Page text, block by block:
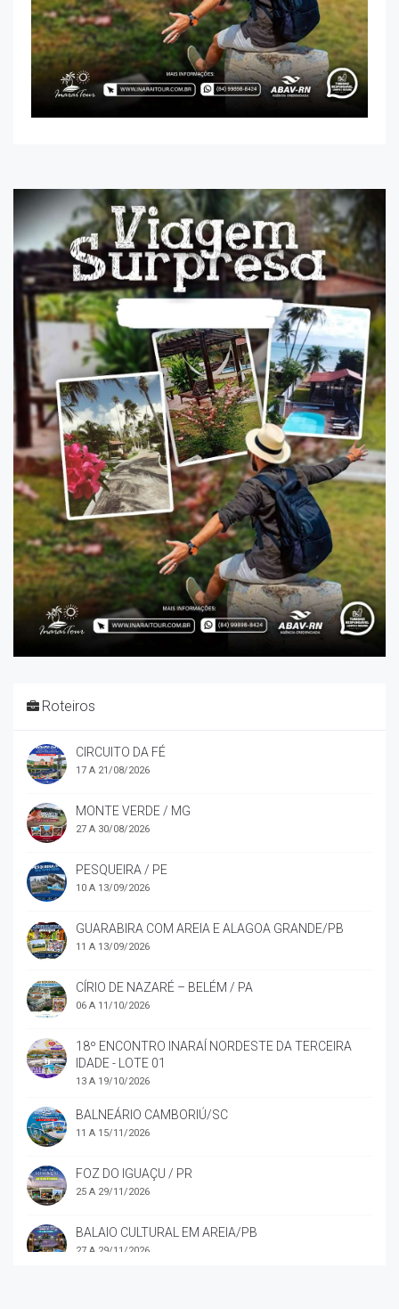
Roteiros
CIRCUITO DA FÉ
17 A 21/08/2026
MONTE VERDE / MG
27 A 30/08/2026
PESQUEIRA / PE
10 A 13/09/2026
GUARABIRA COM AREIA E ALAGOA GRANDE/PB
11 A 13/09/2026
CÍRIO DE NAZARÉ – BELÉM / PA
06 A 11/10/2026
18º ENCONTRO INARAÍ NORDESTE DA TERCEIRA
IDADE - LOTE 01
13 A 19/10/2026
BALNEÁRIO CAMBORIÚ/SC
11 A 15/11/2026
FOZ DO IGUAÇU / PR
25 A 29/11/2026
BALAIO CULTURAL EM AREIA/PB
27 A 29/11/2026